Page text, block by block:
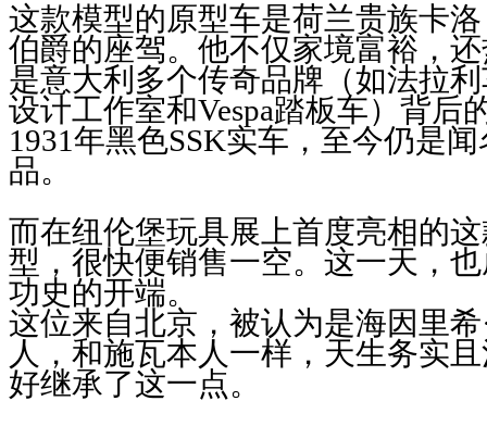
这款模型的原型车是荷兰贵族卡
伯爵的座驾。他不仅家境富裕，
是意大利多个传奇品牌（如法拉
设计工作室和Vespa踏板车）背后
1931年黑色SSK实车，至今仍是
品。
而在纽伦堡玩具展上首度亮相的
型，很快便销售一空。这一天，
功史的开端。
这位来自北京，被认为是海因里
人，和施瓦本人一样，天生务实
好继承了这一点。